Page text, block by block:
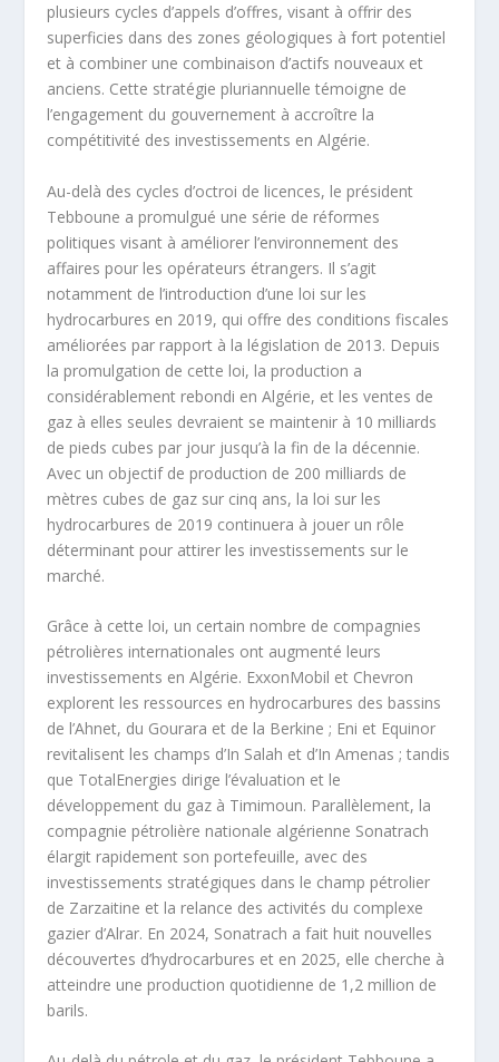
plusieurs cycles d’appels d’offres, visant à offrir des
superficies dans des zones géologiques à fort potentiel
et à combiner une combinaison d’actifs nouveaux et
anciens. Cette stratégie pluriannuelle témoigne de
l’engagement du gouvernement à accroître la
compétitivité des investissements en Algérie.
Au-delà des cycles d’octroi de licences, le président
Tebboune a promulgué une série de réformes
politiques visant à améliorer l’environnement des
affaires pour les opérateurs étrangers. Il s’agit
notamment de l’introduction d’une loi sur les
hydrocarbures en 2019, qui offre des conditions fiscales
améliorées par rapport à la législation de 2013. Depuis
la promulgation de cette loi, la production a
considérablement rebondi en Algérie, et les ventes de
gaz à elles seules devraient se maintenir à 10 milliards
de pieds cubes par jour jusqu’à la fin de la décennie.
Avec un objectif de production de 200 milliards de
mètres cubes de gaz sur cinq ans, la loi sur les
hydrocarbures de 2019 continuera à jouer un rôle
déterminant pour attirer les investissements sur le
marché.
Grâce à cette loi, un certain nombre de compagnies
pétrolières internationales ont augmenté leurs
investissements en Algérie. ExxonMobil et Chevron
explorent les ressources en hydrocarbures des bassins
de l’Ahnet, du Gourara et de la Berkine ; Eni et Equinor
revitalisent les champs d’In Salah et d’In Amenas ; tandis
que TotalEnergies dirige l’évaluation et le
développement du gaz à Timimoun. Parallèlement, la
compagnie pétrolière nationale algérienne Sonatrach
élargit rapidement son portefeuille, avec des
investissements stratégiques dans le champ pétrolier
de Zarzaitine et la relance des activités du complexe
gazier d’Alrar. En 2024, Sonatrach a fait huit nouvelles
découvertes d’hydrocarbures et en 2025, elle cherche à
atteindre une production quotidienne de 1,2 million de
barils.